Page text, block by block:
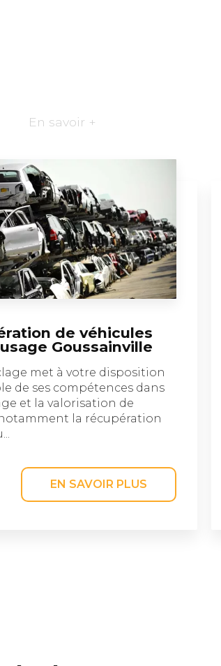
En savoir +
de véhicules
Goussainville
met à votre disposition
de ses compétences dans
et la valorisation de
la récupération
EN SAVOIR PLUS